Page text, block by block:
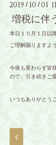
2019 / 10 /01
増税に伴
本日１０月１日以
ご理解賜りますよ
今後も変わらず皆
ので、引き続きご
いつもありがとう